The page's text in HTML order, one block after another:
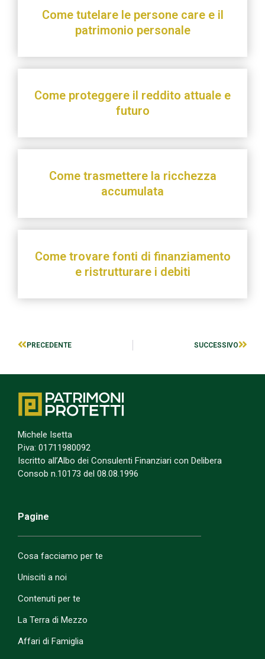
Come tutelare le persone care e il
patrimonio personale
Come proteggere il reddito attuale e
futuro
Come trasmettere la ricchezza
accumulata
Come trovare fonti di finanziamento
e ristrutturare i debiti
PRECEDENTE SUCCESSIVO
Michele Isetta
P.iva: 01711980092
Iscritto all’Albo dei Consulenti Finanziari con Delibera
Consob n.10173 del 08.08.1996
Pagine
Cosa facciamo per te
Unisciti a noi
Contenuti per te
La Terra di Mezzo
Affari di Famiglia